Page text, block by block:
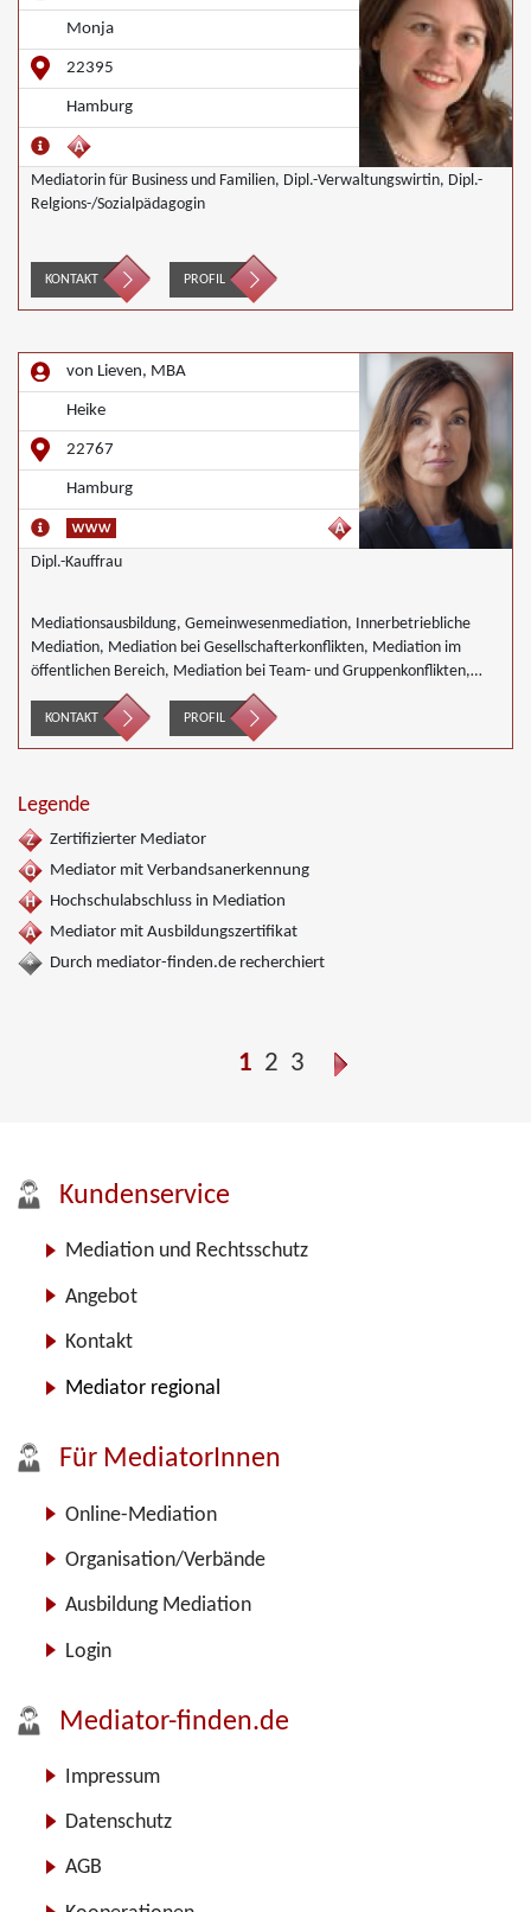
Monja
22395
Hamburg
Mediatorin für Business und Familien, Dipl.-Verwaltungswirtin, Dipl.-
Relgions-/Sozialpädagogin
KONTAKT PROFIL
von Lieven, MBA
Heike
22767
Hamburg
Dipl.-Kauffrau
Mediationsausbildung, Gemeinwesenmediation, Innerbetriebliche
Mediation, Mediation bei Gesellschafterkonflikten, Mediation im
öffentlichen Bereich, Mediation bei Team- und Gruppenkonflikten,
Mediation in der Wohnungswirtschaft, Umweltmediation,
Wirtschaftsmediation
KONTAKT PROFIL
Legende
Zertifizierter Mediator
Mediator mit Verbandsanerkennung
Hochschulabschluss in Mediation
Mediator mit Ausbildungszertifikat
Durch mediator-finden.de recherchiert
1 2 3
Kundenservice
Mediation und Rechtsschutz
Angebot
Kontakt
Mediator regional
Für MediatorInnen
Online-Mediation
Organisation/Verbände
Ausbildung Mediation
Login
Mediator-finden.de
Impressum
Datenschutz
AGB